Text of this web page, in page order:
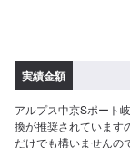
実績金額
アルプス中京Sポート
換が推奨されています
だけでも構いませんの